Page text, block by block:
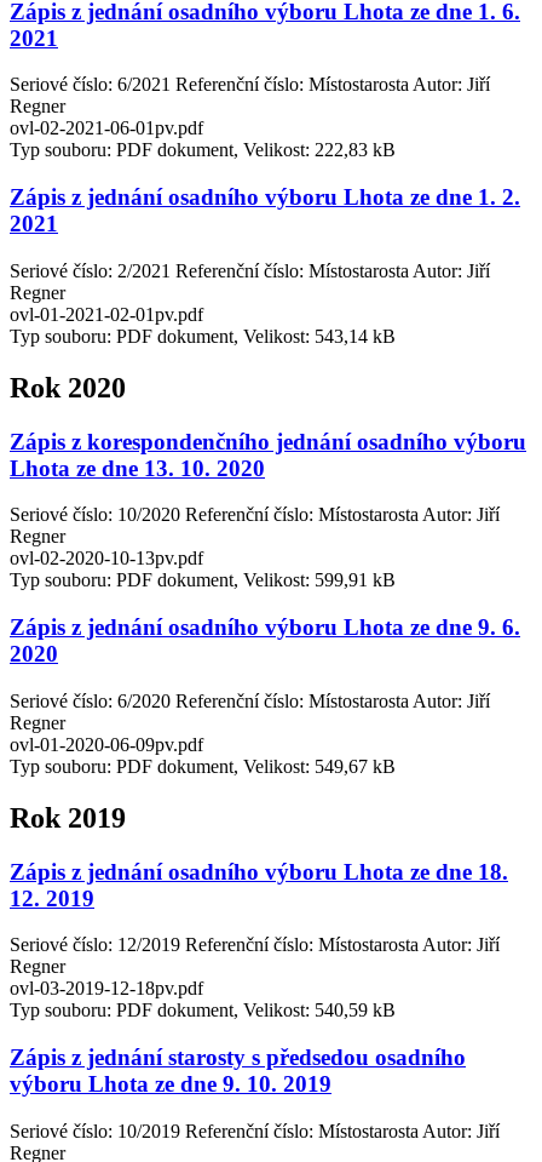
Zápis z jednání osadního výboru Lhota ze dne 1. 6.
2021
Seriové číslo: 6/2021 Referenční číslo: Místostarosta Autor: Jiří
Regner
ovl-02-2021-06-01pv.pdf
Typ souboru: PDF dokument, Velikost: 222,83 kB
Zápis z jednání osadního výboru Lhota ze dne 1. 2.
2021
Seriové číslo: 2/2021 Referenční číslo: Místostarosta Autor: Jiří
Regner
ovl-01-2021-02-01pv.pdf
Typ souboru: PDF dokument, Velikost: 543,14 kB
Rok 2020
Zápis z korespondenčního jednání osadního výboru
Lhota ze dne 13. 10. 2020
Seriové číslo: 10/2020 Referenční číslo: Místostarosta Autor: Jiří
Regner
ovl-02-2020-10-13pv.pdf
Typ souboru: PDF dokument, Velikost: 599,91 kB
Zápis z jednání osadního výboru Lhota ze dne 9. 6.
2020
Seriové číslo: 6/2020 Referenční číslo: Místostarosta Autor: Jiří
Regner
ovl-01-2020-06-09pv.pdf
Typ souboru: PDF dokument, Velikost: 549,67 kB
Rok 2019
Zápis z jednání osadního výboru Lhota ze dne 18.
12. 2019
Seriové číslo: 12/2019 Referenční číslo: Místostarosta Autor: Jiří
Regner
ovl-03-2019-12-18pv.pdf
Typ souboru: PDF dokument, Velikost: 540,59 kB
Zápis z jednání starosty s předsedou osadního
výboru Lhota ze dne 9. 10. 2019
Seriové číslo: 10/2019 Referenční číslo: Místostarosta Autor: Jiří
Regner